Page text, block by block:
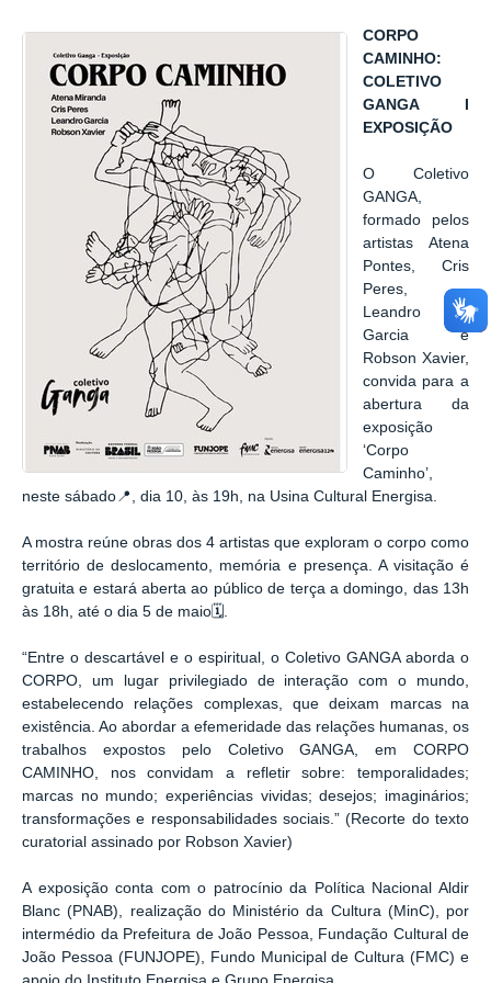
CORPO
CAMINHO:
COLETIVO
GANGA I
EXPOSIÇÃO
O Coletivo
GANGA,
formado pelos
artistas Atena
Pontes, Cris
Peres,
Leandro
Garcia e
Robson Xavier,
convida para a
abertura da
exposição
‘Corpo
Caminho’,
neste sábado📍, dia 10, às 19h, na Usina Cultural Energisa.
A mostra reúne obras dos 4 artistas que exploram o corpo como
território de deslocamento, memória e presença. A visitação é
gratuita e estará aberta ao público de terça a domingo, das 13h
às 18h, até o dia 5 de maio🗓.
“Entre o descartável e o espiritual, o Coletivo GANGA aborda o
CORPO, um lugar privilegiado de interação com o mundo,
estabelecendo relações complexas, que deixam marcas na
existência. Ao abordar a efemeridade das relações humanas, os
trabalhos expostos pelo Coletivo GANGA, em CORPO
CAMINHO, nos convidam a refletir sobre: temporalidades;
marcas no mundo; experiências vividas; desejos; imaginários;
transformações e responsabilidades sociais.” (Recorte do texto
curatorial assinado por Robson Xavier)
A exposição conta com o patrocínio da Política Nacional Aldir
Blanc (PNAB), realização do Ministério da Cultura (MinC), por
intermédio da Prefeitura de João Pessoa, Fundação Cultural de
João Pessoa (FUNJOPE), Fundo Municipal de Cultura (FMC) e